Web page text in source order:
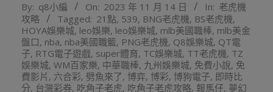
11-
14
By: q8小編 On: 2023 年 11 月 14 日 In: 老虎機
攻略
Tagged: 21點, 539, BNG老虎機, BS老虎機,
HOYA娛樂城, leo娛樂, leo娛樂城, mlb美國職棒, mlb美金
盤口, nba, nba美國職籃, PNG老虎機, Q8娛樂城, QT電
子, RTG電子遊戲, super體育, TC娛樂城, TT老虎機, TZ
娛樂城, WM百家樂, 中華職棒, 九州娛樂城, 免費小說, 免
費影片 , 六合彩, 劈魚來了, 博弈, 博彩, 博狗電子, 即時比
分, 台灣彩券, 吃角子老虎, 吃角子老虎攻略, 報馬仔, 夢幻